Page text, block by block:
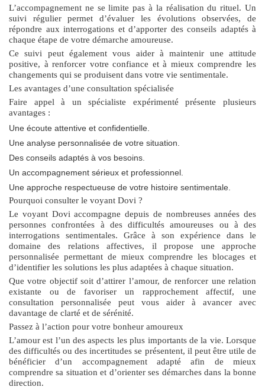
L’accompagnement ne se limite pas à la réalisation du rituel. Un
suivi régulier permet d’évaluer les évolutions observées, de
répondre aux interrogations et d’apporter des conseils adaptés à
chaque étape de votre démarche amoureuse.
Ce suivi peut également vous aider à maintenir une attitude
positive, à renforcer votre confiance et à mieux comprendre les
changements qui se produisent dans votre vie sentimentale.
Les avantages d’une consultation spécialisée
Faire appel à un spécialiste expérimenté présente plusieurs
avantages :
Une écoute attentive et confidentielle.
Une analyse personnalisée de votre situation.
Des conseils adaptés à vos besoins.
Un accompagnement sérieux et professionnel.
Une approche respectueuse de votre histoire sentimentale.
Pourquoi consulter le voyant Dovi ?
Le voyant Dovi accompagne depuis de nombreuses années des
personnes confrontées à des difficultés amoureuses ou à des
interrogations sentimentales. Grâce à son expérience dans le
domaine des relations affectives, il propose une approche
personnalisée permettant de mieux comprendre les blocages et
d’identifier les solutions les plus adaptées à chaque situation.
Que votre objectif soit d’attirer l’amour, de renforcer une relation
existante ou de favoriser un rapprochement affectif, une
consultation personnalisée peut vous aider à avancer avec
davantage de clarté et de sérénité.
Passez à l’action pour votre bonheur amoureux
L’amour est l’un des aspects les plus importants de la vie. Lorsque
des difficultés ou des incertitudes se présentent, il peut être utile de
bénéficier d’un accompagnement adapté afin de mieux
comprendre sa situation et d’orienter ses démarches dans la bonne
direction.